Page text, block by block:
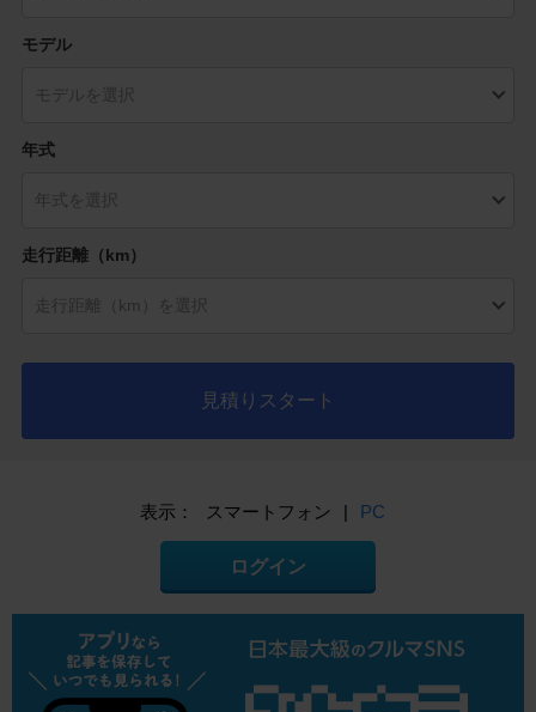
モデル
年式
走行距離（km）
見積りスタート
表示： スマートフォン | PC
ログイン